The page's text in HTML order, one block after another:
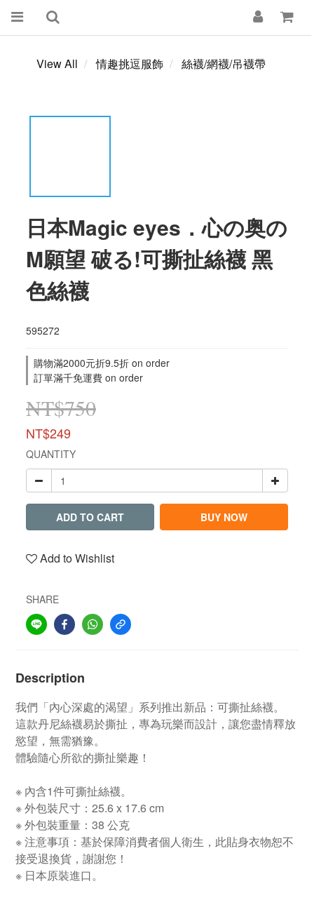
View All 情趣挑逗服飾 絲襪/網襪/吊襪帶
日本Magic eyes．心の奥の
M願望 破る!可撕扯絲襪 黑
色絲襪
595272
購物滿2000元折9.5折 on order
訂單滿千免運費 on order
NT$750
NT$249
QUANTITY
ADD TO CART BUY NOW
Add to Wishlist
SHARE
Description
我們「內心深處的渴望」系列推出新品：可撕扯絲襪。
這款丹尼絲襪易於撕扯，專為玩樂而設計，讓您盡情釋放
慾望，無需猶豫。
體驗隨心所欲的撕扯樂趣！
※ 內含1件可撕扯絲襪。
※ 外包裝尺寸：25.6 x 17.6 cm
※ 外包裝重量：38 公克
※ 注意事項：基於保障消費者個人衛生，此貼身衣物恕不
接受退換貨，謝謝您！
※ 日本原裝進口。